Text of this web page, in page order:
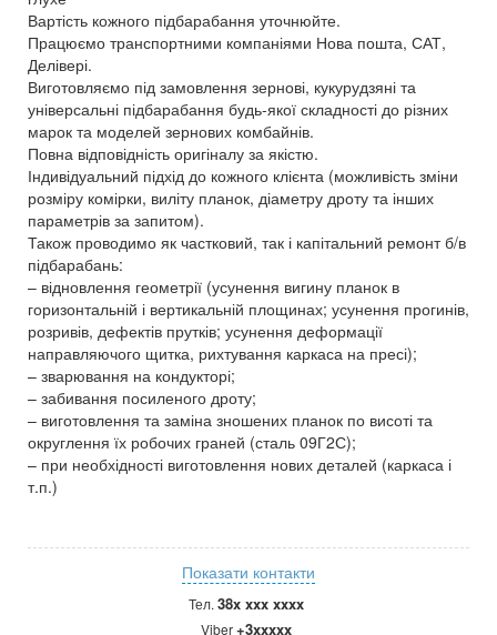
Вартість кожного підбарабання уточнюйте.
Працюємо транспортними компаніями Нова пошта, САТ,
Делівері.
Виготовляємо під замовлення зернові, кукурудзяні та
універсальні підбарабання будь-якої складності до різних
марок та моделей зернових комбайнів.
Повна відповідність оригіналу за якістю.
Індивідуальний підхід до кожного клієнта (можливість зміни
розміру комірки, виліту планок, діаметру дроту та інших
параметрів за запитом).
Також проводимо як частковий, так і капітальний ремонт б/в
підбарабань:
– відновлення геометрії (усунення вигину планок в
горизонтальній і вертикальній площинах; усунення прогинів,
розривів, дефектів прутків; усунення деформації
направляючого щитка, рихтування каркаса на пресі);
– зварювання на кондукторі;
– забивання посиленого дроту;
– виготовлення та заміна зношених планок по висоті та
округлення їх робочих граней (сталь 09Г2С);
– при необхідності виготовлення нових деталей (каркаса і
т.п.)
Показати контакти
Тел. 38x xxx xxxx
Viber+3xxxxx